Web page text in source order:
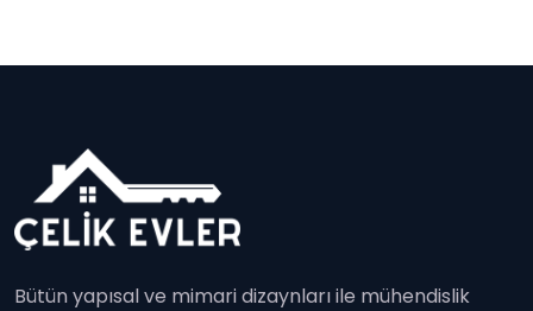
Bütün yapısal ve mimari dizaynları ile mühendislik